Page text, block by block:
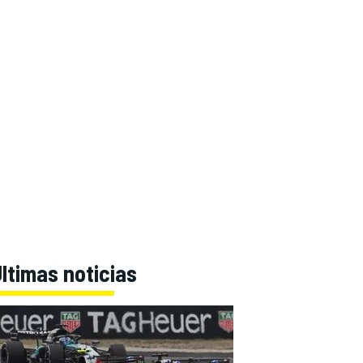
noticias